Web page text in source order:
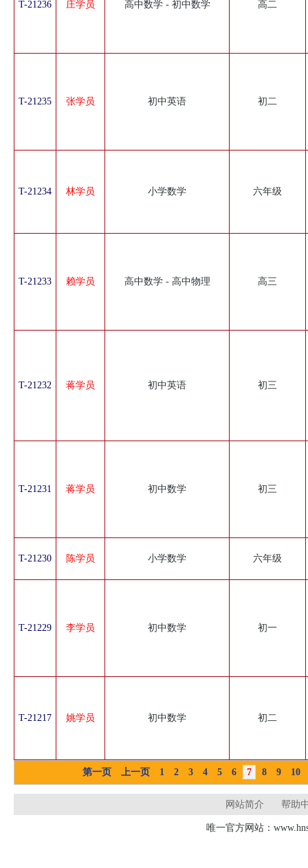
T-21236 庄学员 高中数学 - 初中数学 高二
T-21235 张学员 初中英语 初二
T-21234 林学员 小学数学 六年级
T-21233 赖学员 高中数学 - 高中物理 高三
T-21232 蒋学员 初中英语 初三
T-21231 蒋学员 初中数学 初三
T-21230 陈学员 小学数学 六年级
T-21229 李学员 初中数学 初一
T-21217 姚学员 初中数学 初二
第一页 上一页 1 2 3 4 5 6 7 8 9 10
网站简介 帮助
唯一官方网站：